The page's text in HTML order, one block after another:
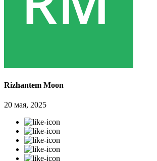
Rizhantem Moon
20 мая, 2025